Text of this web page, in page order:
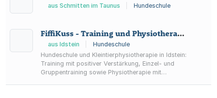
aus Schmitten im Taunus Hundeschule
FiffiKuss - Training und Physiotherapie
aus Idstein
Hundeschule
Hundeschule und Kleintierphysiotherapie in Idstein:
Training mit positiver Verstärkung, Einzel- und
Gruppentraining sowie Physiotherapie mit